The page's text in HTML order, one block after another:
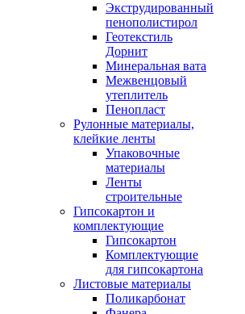
Экструдированный
пенополистирол
Геотекстиль
Дорнит
Минеральная вата
Межвенцовый
утеплитель
Пенопласт
Рулонные материалы,
клейкие ленты
Упаковочные
материалы
Ленты
строительные
Гипсокартон и
комплектующие
Гипсокартон
Комплектующие
для гипсокартона
Листовые материалы
Поликарбонат